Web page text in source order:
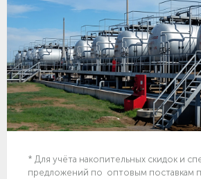
* Для учёта накопительных скидок и
предложений по оптовым поставкам